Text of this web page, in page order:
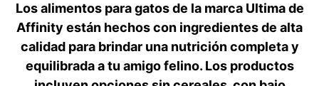
Los alimentos para gatos de la marca Ultima de
Affinity están hechos con ingredientes de alta
calidad para brindar una nutrición completa y
equilibrada a tu amigo felino. Los productos